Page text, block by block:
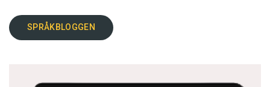
SPRÅKBLOGGEN